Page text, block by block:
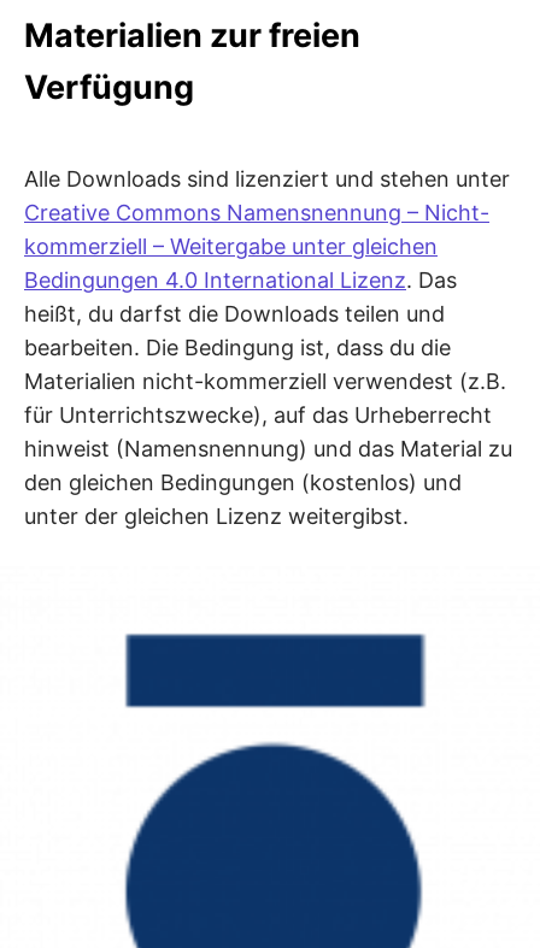
Materialien zur freien
Verfügung
Alle Downloads sind lizenziert und stehen unter
Creative Commons Namensnennung – Nicht-
kommerziell – Weitergabe unter gleichen
Bedingungen 4.0 International Lizenz. Das
heißt, du darfst die Downloads teilen und
bearbeiten. Die Bedingung ist, dass du die
Materialien nicht-kommerziell verwendest (z.B.
für Unterrichtszwecke), auf das Urheberrecht
hinweist (Namensnennung) und das Material zu
den gleichen Bedingungen (kostenlos) und
unter der gleichen Lizenz weitergibst.